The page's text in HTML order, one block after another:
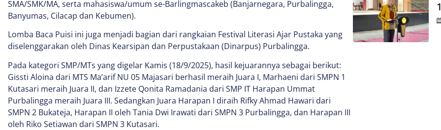
SMA/SMK/MA, serta mahasiswa/umum se-Barlingmascakeb (Banjarnegara, Purbalingga,
Banyumas, Cilacap dan Kebumen).
Lomba Baca Puisi ini juga menjadi bagian dari rangkaian Festival Literasi Ajar Pustaka yang
diselenggarakan oleh Dinas Kearsipan dan Perpustakaan (Dinarpus) Purbalingga.
Pada kategori SMP/MTs yang digelar Kamis (18/9/2025), hasil kejuarannya sebagai berikut:
Gissti Aloina dari MTS Ma’arif NU 05 Majasari berhasil meraih Juara I, Marhaeni dari SMPN 1
Kutasari meraih Juara II, dan Izzete Qonita Ramadania dari SMP IT Harapan Ummat
Purbalingga meraih Juara III. Sedangkan Juara Harapan I diraih Rifky Ahmad Hawari dari
SMPN 2 Bukateja, Harapan II oleh Tania Dwi Irawati dari SMPN 3 Purbalingga, dan Harapan III
oleh Riko Setiawan dari SMPN 3 Kutasari.